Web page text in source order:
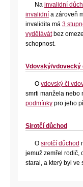
Na invalidní
invalidní a zároveň
invalidita má 3
vydělávátbez
schopnost.
Vdovský/vdovecký
O vdovský či
smrti manžela nebo
podmínky pro jeho
Sirotčí důchod
O sirotčí důchod
jemuž zemřel rodič,
staral, a který byl